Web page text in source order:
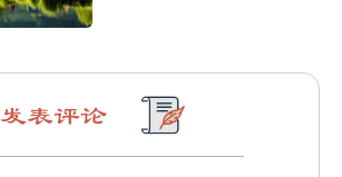
发表评论